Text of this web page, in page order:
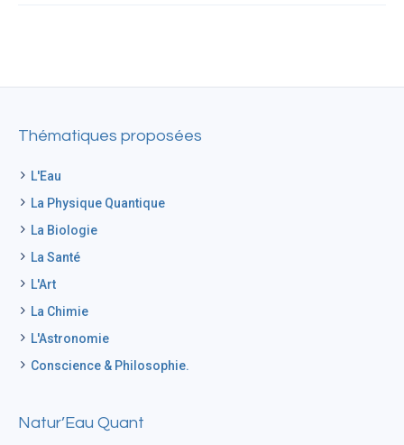
Thématiques proposées
L'Eau
La Physique Quantique
La Biologie
La Santé
L'Art
La Chimie
L'Astronomie
Conscience & Philosophie.
Natur’Eau Quant